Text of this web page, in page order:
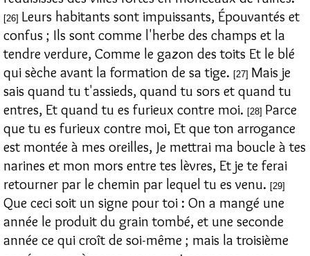
[26] Leurs habitants sont impuissants, Épouvantés et
confus ; Ils sont comme l'herbe des champs et la
tendre verdure, Comme le gazon des toits Et le blé
qui sèche avant la formation de sa tige. [27] Mais je
sais quand tu t'assieds, quand tu sors et quand tu
entres, Et quand tu es furieux contre moi. [28] Parce
que tu es furieux contre moi, Et que ton arrogance
est montée à mes oreilles, Je mettrai ma boucle à tes
narines et mon mors entre tes lèvres, Et je te ferai
retourner par le chemin par lequel tu es venu. [29]
Que ceci soit un signe pour toi : On a mangé une
année le produit du grain tombé, et une seconde
année ce qui croît de soi-même ; mais la troisième